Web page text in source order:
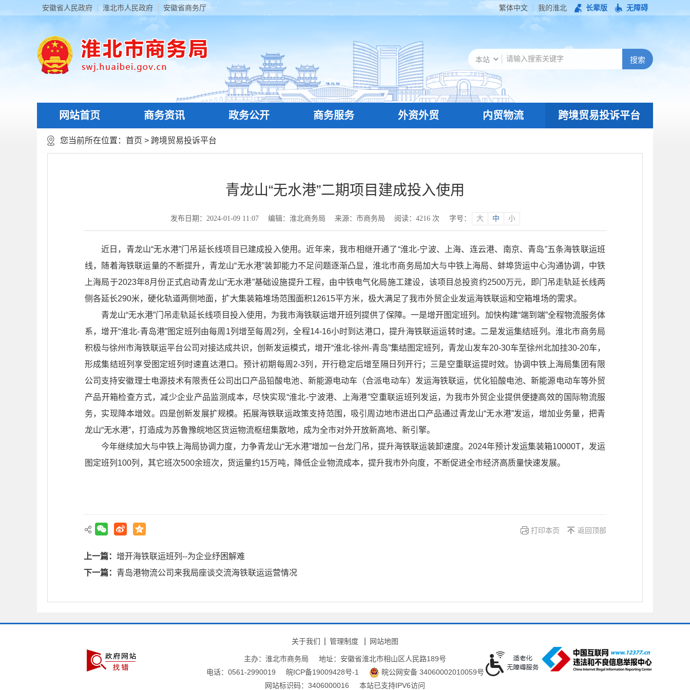
安徽省人民政府 淮北市人民政府 安徽省商务厅 繁体中文 我的淮北 长辈版 无障碍
网站首页 商务资讯 政务公开 商务服务 外资外贸 内贸物流 跨境贸易投诉平台
您当前所在位置： 首页 > 跨境贸易投诉平台
青龙山“无水港”二期项目建成投入使用
发布日期：2024-01-09 11:07 编辑：淮北商务局 来源：市商务局 阅读： 4216次 字号： 大 中 小
近日，青龙山“无水港”门吊延长线项目已建成投入使用。近年来，我市相继开通了“淮北-宁波、上海、连云港、南京、青岛”五条海铁联运班
线，随着海铁联运量的不断提升，青龙山“无水港”装卸能力不足问题逐渐凸显，淮北市商务局加大与中铁上海局、蚌埠货运中心沟通协调，中铁
上海局于2023年8月份正式启动青龙山“无水港”基础设施提升工程，由中铁电气化局施工建设，该项目总投资约2500万元，即门吊走轨延长线两
侧各延长290米，硬化轨道两侧地面，扩大集装箱堆场范围面积12615平方米，极大满足了我市外贸企业发运海铁联运和空箱堆场的需求。
青龙山“无水港”门吊走轨延长线项目投入使用，为我市海铁联运增开班列提供了保障。一是增开图定班列。加快构建“端到端”全程物流服务体
系，增开“淮北-青岛港”图定班列由每周1列增至每周2列，全程14-16小时到达港口，提升海铁联运运转时速。二是发运集结班列。淮北市商务局
积极与徐州市海铁联运平台公司对接达成共识，创新发运模式，增开“淮北-徐州-青岛”集结图定班列，青龙山发车20-30车至徐州北加挂30-20车，
形成集结班列享受图定班列时速直达港口。预计初期每周2-3列，开行稳定后增至隔日列开行；三是空重联运提时效。协调中铁上海局集团有限
公司支持安徽理士电源技术有限责任公司出口产品铅酸电池、新能源电动车（合派电动车）发运海铁联运，优化铅酸电池、新能源电动车等外贸
产品开箱检查方式，减少企业产品监测成本，尽快实现“淮北-宁波港、上海港”空重联运班列发运，为我市外贸企业提供便捷高效的国际物流服
务，实现降本增效。四是创新发展扩规模。拓展海铁联运政策支持范围，吸引周边地市进出口产品通过青龙山“无水港”发运，增加业务量，把青
龙山“无水港”，打造成为苏鲁豫皖地区货运物流枢纽集散地，成为全市对外开放新高地、新引擎。
今年继续加大与中铁上海局协调力度，力争青龙山“无水港”增加一台龙门吊，提升海铁联运装卸速度。2024年预计发运集装箱10000T，发运
图定班列100列，其它班次500余班次，货运量约15万吨，降低企业物流成本，提升我市外向度，不断促进全市经济高质量快速发展。
打印本页 返回顶部
上一篇： 增开海铁联运班列--为企业纾困解难
下一篇： 青岛港物流公司来我局座谈交流海铁联运运营情况
关于我们 管理制度 网站地图
主办：淮北市商务局
地址：安徽省淮北市相山区人民路189号
电话：0561-2990019
皖ICP备19009428号-1
皖公网安备 34060002010059号
网站标识码：3406000016
本站已支持IPV6访问